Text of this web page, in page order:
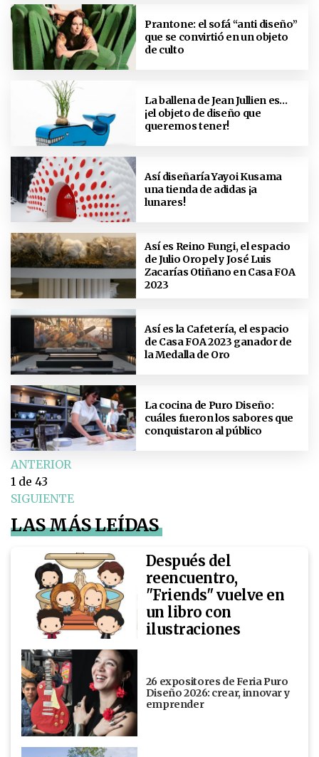
Prantone: el sofá “anti diseño”
que se convirtió en un objeto
de culto
La ballena de Jean Jullien es…
¡el objeto de diseño que
queremos tener!
Así diseñaría Yayoi Kusama
una tienda de adidas ¡a
lunares!
Así es Reino Fungi, el espacio
de Julio Oropel y José Luis
Zacarías Otiñano en Casa FOA
2023
Así es la Cafetería, el espacio
de Casa FOA 2023 ganador de
la Medalla de Oro
La cocina de Puro Diseño:
cuáles fueron los sabores que
conquistaron al público
ANTERIOR
1 de 43
SIGUIENTE
LAS MÁS LEÍDAS
Después del
reencuentro,
"Friends" vuelve en
un libro con
ilustraciones
26 expositores de Feria Puro
Diseño 2026: crear, innovar y
emprender